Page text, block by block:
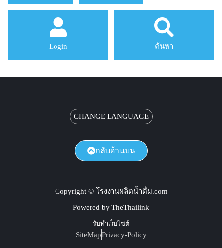
Login ค้นหา
Copyright © โรงงานผลิตน้ำดื่ม.com
Powered by TheThailink
รับทำเว็บไซต์
SiteMapPrivacy-Policy
CHANGE LANGUAGE
กลับด้านบน